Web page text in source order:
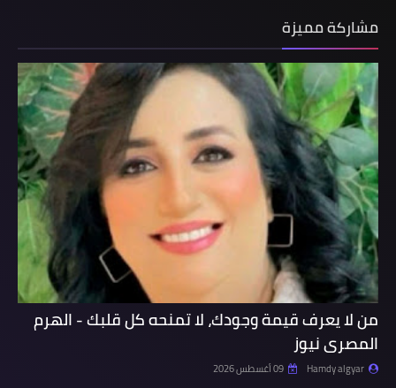
مشاركة مميزة
من لا يعرف قيمة وجودك، لا تمنحه كل قلبك - الهرم
المصرى نيوز
Hamdy algyar 09 أغسطس 2026